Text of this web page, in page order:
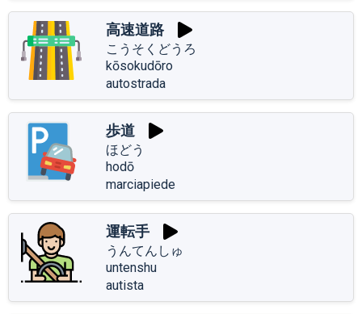
高速道路
こうそくどうろ
kōsokudōro
autostrada
歩道
ほどう
hodō
marciapiede
運転手
うんてんしゅ
untenshu
autista